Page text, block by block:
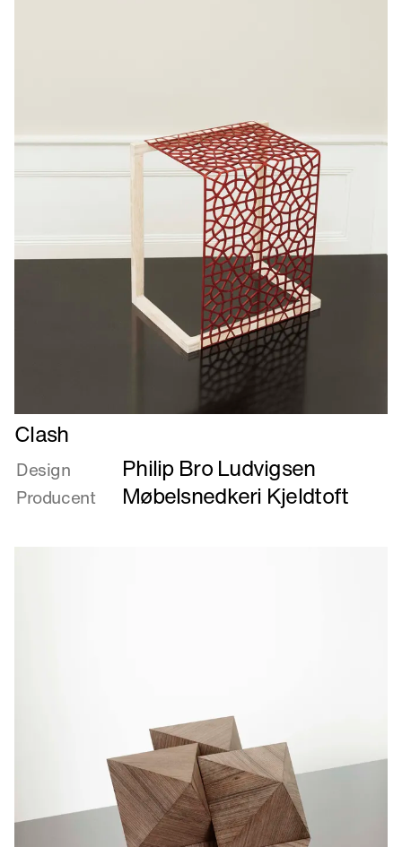
Læs
mere
om
Clash
Clash
Design Philip Bro Ludvigsen
Producent Møbelsnedkeri Kjeldtoft